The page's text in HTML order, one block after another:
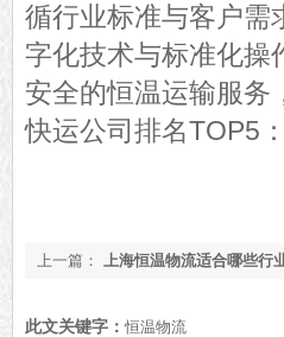
循行业标准与客户需
字化技术与标准化操
安全的恒温运输服务
快运公司排名TOP5
上一篇： 上海恒温物流适合哪些行
此文关键字： 恒温物流